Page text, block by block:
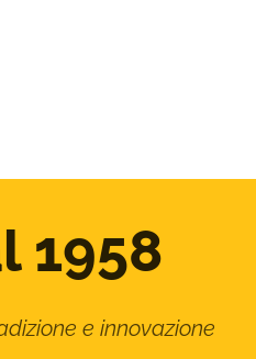
1958
e innovazione